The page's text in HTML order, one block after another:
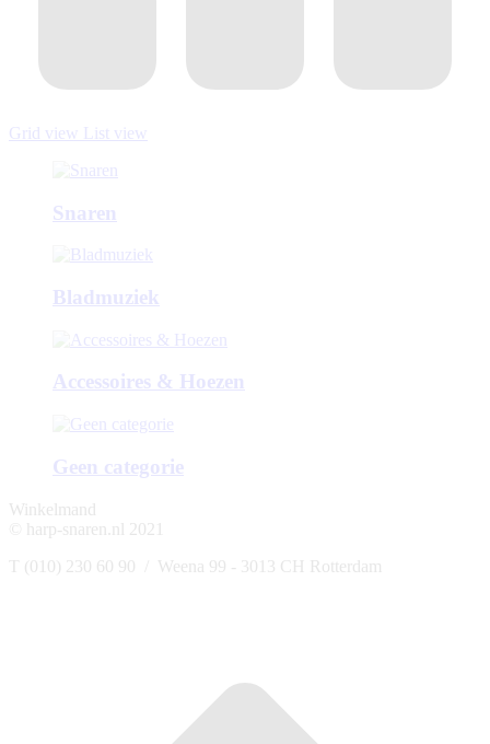
Grid view List view
Snaren
Bladmuziek
Accessoires & Hoezen
Geen categorie
Winkelmand
© harp-snaren.nl 2021
T (010) 230 60 90 / Weena 99 - 3013 CH Rotterdam